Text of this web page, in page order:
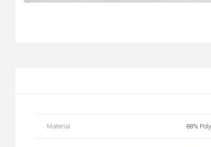
Material 88%